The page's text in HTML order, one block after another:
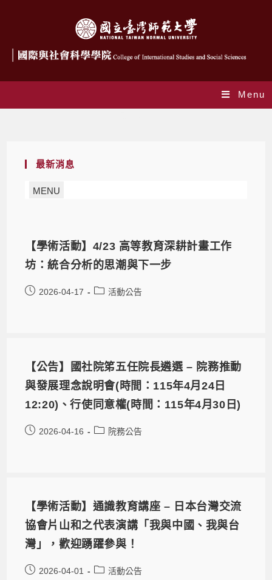
Menu
最新消息
MENU
【學術活動】4/23 高等教育深耕計畫工作
坊：統合分析的思潮與下一步
2026-04-17 活動公告
【公告】國社院笫五任院長遴選 – 院務推動
與發展理念說明會(時間：115年4月24日
12:20)、行使同意權(時間：115年4月30日)
2026-04-16 院務公告
【學術活動】通識教育講座 – 日本台灣交流
協會片山和之代表演講「我與中國、我與台
灣」，歡迎踴躍參與！
2026-04-01 活動公告